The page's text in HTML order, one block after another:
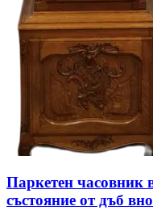
Паркетен часовник
състояние от дъб